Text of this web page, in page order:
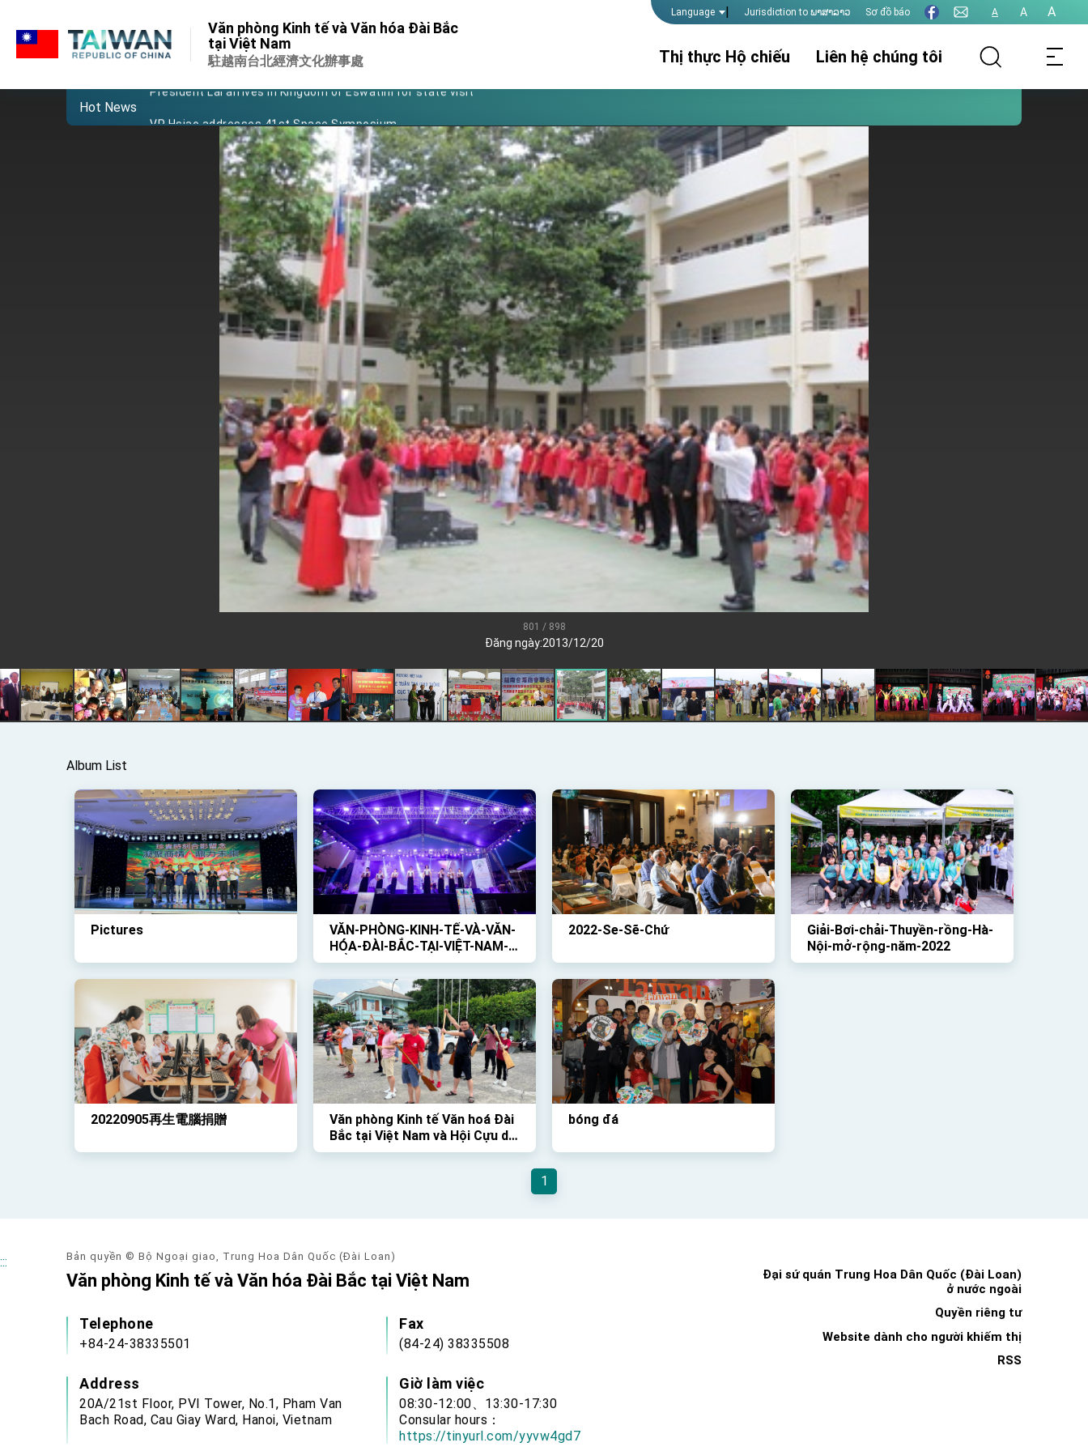
Language | Jurisdiction to ພາສາລາວ Sơ đồ báo A A A
Văn phòng Kinh tế và Văn hóa Đài Bắc
tại Việt Nam
駐越南台北經濟文化辦事處 Thị thực Hộ chiếu
Thời gian thụ lý hồ sơ
lãnh sự
Thông tin lãnh sự Thị thực
Thủ tục kết hôn Xác nhận giấy tờ
Hộ chiếu Các vấn đề khác
Liên hệ chúng tôi
Hot News
Taiwan government to open office in Arizona, advancing Taiwan-US exchanges and cooperation
Taiwan’s economic growth is a priority for President Lai
President Lai’s remarks for Lunar New Year
President Lai interviewed by AFP
President Lai holds press conference on Taiwan- US Economic Prosperity Partnership Dialogue
FM Lin attends Taiwan Panorama exhibit at TIBE
President Lai meets US delegation led by Senator Ruben Gallego
MOFA, MODA team up to promote integrated diplomacy
EY details tariff negotiations with U.S.
FM Lin hosts ABAC representatives
MOFA poll shows widespread support for government diplomacy approach
President Lai delivers 2026 New Year’s Address
Presidential Office thanks US President Trump for signing Taiwan Assurance Implementation Act
President Lai delivers 2025 National Day Address
Presidential Inauguration Speech
801 / 898
Đăng ngày:2013/12/20
Album List
Pictures
VĂN-PHÒNG-KINH-TẾ-VÀ-VĂN-
HÓA-ĐÀI-BẮC-TẠI-VIỆT-NAM-
TỔ-CHỨC-HOẠT-ĐỘNG-NGOÀI-
TRỜI-VỚI-CHỦ-ĐỀ-GIỚI-THIỆU-
VỀ-ĐÀI-LOAN-VÀ-BUỔI-CÔNG-
DIỄN-CỦA-BAN-NHẠC-TRỐNG-
THẬP-CỔ
2022-Se-Sẽ-Chứ
Giải-Bơi-chải-Thuyền-rồng-Hà-
Nội-mở-rộng-năm-2022
20220905再生電腦捐贈
Văn phòng Kinh tế Văn hoá Đài
Bắc tại Việt Nam và Hội Cựu du
học sinh Việt Nam tại Đài Loan
bóng đá
1
::: Bản quyền © Bộ Ngoại giao, Trung Hoa Dân Quốc (Đài Loan)
Văn phòng Kinh tế và Văn hóa Đài Bắc tại Việt Nam
Telephone
+84-24-38335501
Fax
(84-24) 38335508
Address
20A/21st Floor, PVI Tower, No.1, Pham Van
Bach Road, Cau Giay Ward, Hanoi, Vietnam
Giờ làm việc
08:30-12:00、13:30-17:30
Consular hours：
https://tinyurl.com/yyvw4gd7
Đại sứ quán Trung Hoa Dân Quốc (Đài Loan)
ở nước ngoài
Quyền riêng tư
Website dành cho người khiếm thị
RSS